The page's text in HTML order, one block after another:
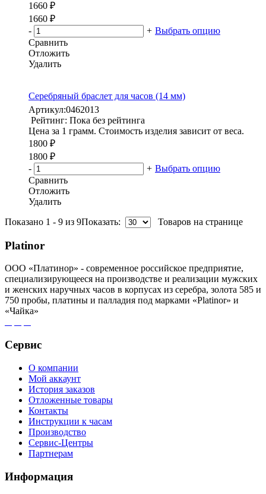
1660 ₽
1660 ₽
-
+ Выбрать опцию
Сравнить
Отложить
Удалить
Серебряный браслет для часов (14 мм)
Артикул:0462013
Рейтинг: Пока без рейтинга
Цена за 1 грамм. Стоимость изделия зависит от веса.
1800 ₽
1800 ₽
-
+ Выбрать опцию
Сравнить
Отложить
Удалить
Показано 1 - 9 из 9Показать: Товаров на странице
Platinor
ООО «Платинор» - современное российское предприятие,
специализирующееся на производстве и реализации мужских
и женских наручных часов в корпусах из серебра, золота 585 и
750 пробы, платины и палладия под марками «Platinor» и
«Чайка»
Сервис
О компании
Мой аккаунт
История заказов
Отложенные товары
Контакты
Инструкции к часам
Производство
Сервис-Центры
Партнерам
Информация